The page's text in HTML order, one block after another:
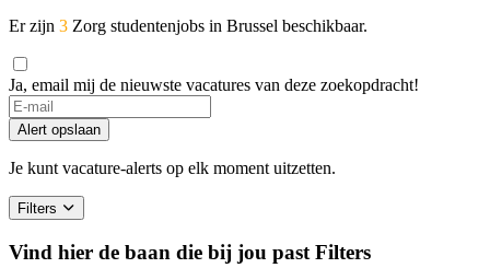
Er zijn 3 Zorg studentenjobs in Brussel beschikbaar.
Ja, email mij de nieuwste vacatures van deze zoekopdracht!
If
you
are
a
ignore
this
field
Alert opslaan
Je kunt vacature-alerts op elk moment uitzetten.
Filters
Vind hier de baan die bij jou past Filters